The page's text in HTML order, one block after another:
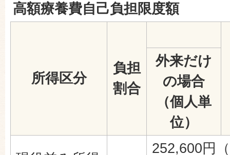
高額療養費自己負担限度額
所得区分
負担
割合
外来だけ
の場合
（個人単
位）
252,600円